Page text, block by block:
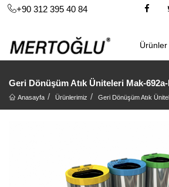
+90 312 395 40 84
Ürünler
Geri Dönüşüm Atık Üniteleri Mak-
Anasayfa Ürünlerimiz Geri Dönüşüm Atık